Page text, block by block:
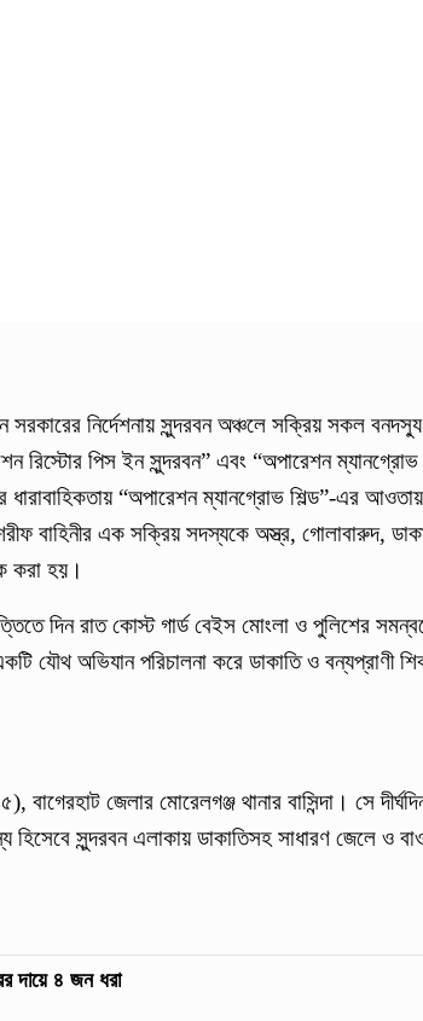
নির্দেশনায় সুন্দরবন অঞ্চলে সক্রিয় সকল বনদস্যু
রিস্টোর পিস ইন সুন্দরবন” এবং “অপারেশন ম্যানগ্রোভ
ধারাবাহিকতায় “অপারেশন ম্যানগ্রোভ শিল্ড”-এর
বাহিনীর এক সক্রিয় সদস্যকে অস্ত্র, গোলাবারুদ,
করা হয়।
দিন রাত কোস্ট গার্ড বেইস মোংলা ও পুলিশের
যৌথ অভিযান পরিচালনা করে ডাকাতি ও বন্যপ্রাণী
জেলার মোরেলগঞ্জ থানার বাসিন্দা। সে
সুন্দরবন এলাকায় ডাকাতিসহ সাধারণ জেলে ও
দায়ে ৪ জন ধরা